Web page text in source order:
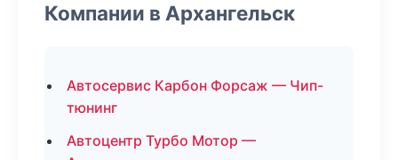
Компании в Архангельск
Автосервис Карбон Форсаж — Чип-
тюнинг
Автоцентр Турбо Мотор —